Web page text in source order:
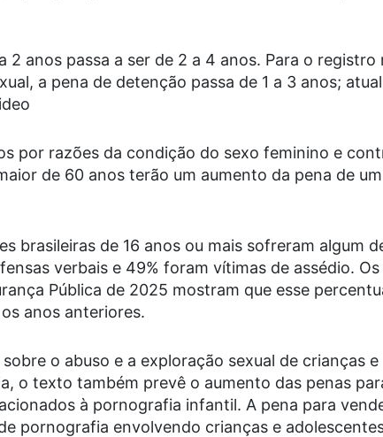
2 anos passa a ser de 2 a 4 anos. Para o registro
a pena de detenção passa de 1 a 3 anos;
por razões da condição do sexo feminino e
de 60 anos terão um aumento da pena de
brasileiras de 16 anos ou mais sofreram algum
verbais e 49% foram vítimas de assédio.
Pública de 2025 mostram que esse
anos anteriores.
o abuso e a exploração sexual de crianças e
o texto também prevê o aumento das penas
à pornografia infantil. A pena para
pornografia envolvendo crianças e